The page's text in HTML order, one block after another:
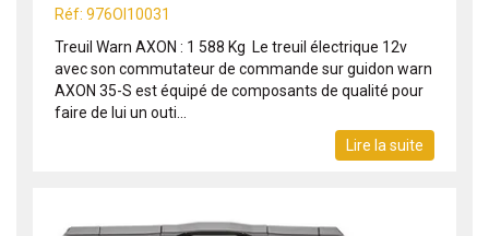
Réf: 976OI10031
Treuil Warn AXON : 1 588 Kg Le treuil électrique 12v
avec son commutateur de commande sur guidon warn
AXON 35-S est équipé de composants de qualité pour
faire de lui un outi...
Lire la suite